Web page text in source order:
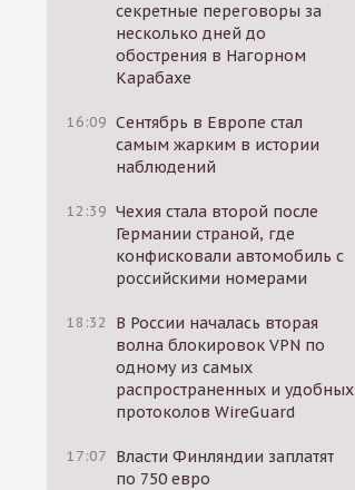
секретные переговоры за
несколько дней до
обострения в Нагорном
Карабахе
16:09 Сентябрь в Европе стал
самым жарким в истории
наблюдений
12:39 Чехия стала второй после
Германии страной, где
конфисковали автомобиль с
российскими номерами
18:32
В России началась вторая
волна блокировок VPN по
одному из самых
распространенных и удобных
протоколов WireGuard
17:07 Власти Финляндии заплатят
по 750 евро